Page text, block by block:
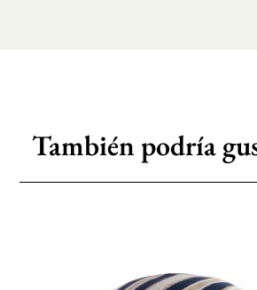
También podría